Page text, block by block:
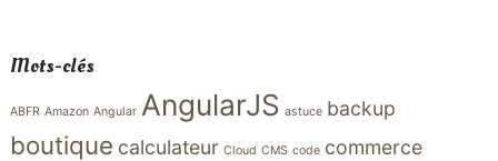
Mots-clés
ABFR Amazon Angular AngularJS astuce backup
boutique calculateur Cloud CMS code commerce